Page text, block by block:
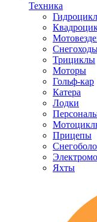
Техника
Трициклы
Моторы
Гольф-кар
Катера
Лодки
Прицепы
Яхты